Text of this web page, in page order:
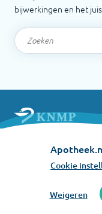
bijwerkingen en het
Nederlandse
PharmacieCookie
Weigeren